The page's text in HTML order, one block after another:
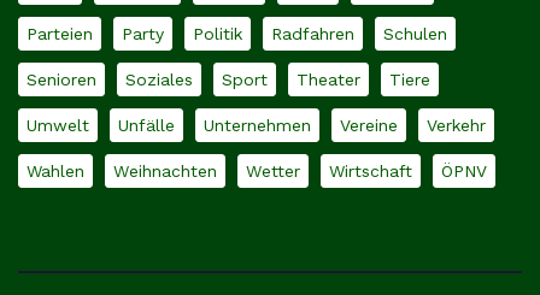
Parteien Party Politik Radfahren Schulen
Senioren Soziales Sport Theater Tiere
Umwelt Unfälle Unternehmen Vereine Verkehr
Wahlen Weihnachten Wetter Wirtschaft ÖPNV